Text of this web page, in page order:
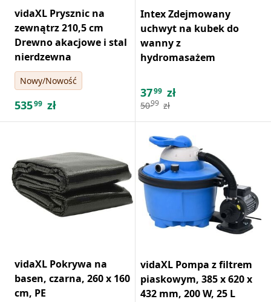
vidaXL Prysznic na
zewnątrz 210,5 cm
Drewno akacjowe i stal
nierdzewna
Nowy/Nowość
53599 zł
Intex Zdejmowany
uchwyt na kubek do
wanny z
hydromasażem
3799 zł
5099 zł
vidaXL Pokrywa na
basen, czarna, 260 x 160
cm, PE
vidaXL Pompa z filtrem
piaskowym, 385 x 620 x
432 mm, 200 W, 25 L